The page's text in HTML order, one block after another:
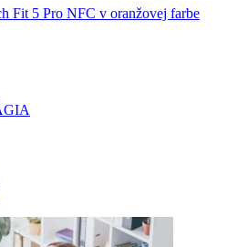
Fit 5 Pro NFC v oranžovej farbe